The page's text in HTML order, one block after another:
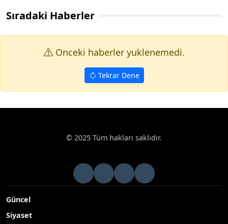
Sıradaki Haberler
Onceki haberler yuklenemedi.
Tekrar Dene
© 2025 Tüm hakları saklıdır.
Güncel
Siyaset